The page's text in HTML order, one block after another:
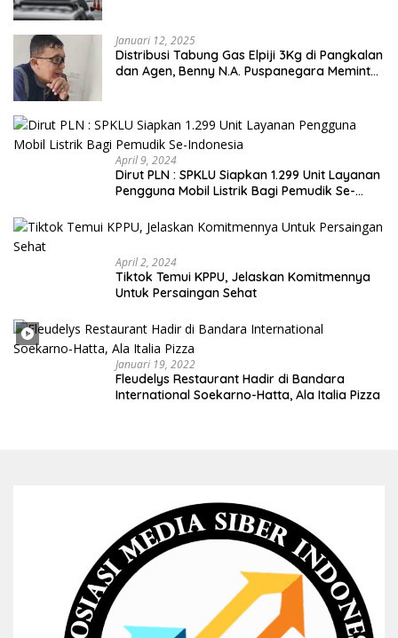
Januari 12, 2025
Distribusi Tabung Gas Elpiji 3Kg di Pangkalan
dan Agen, Benny N.A. Puspanegara Meminta
April 9, 2024
Dirut PLN : SPKLU Siapkan 1.299 Unit Layanan
Pengguna Mobil Listrik Bagi Pemudik Se-
April 2, 2024
Tiktok Temui KPPU, Jelaskan Komitmennya
Untuk Persaingan Sehat
Januari 19, 2022
Fleudelys Restaurant Hadir di Bandara
International Soekarno-Hatta, Ala Italia Pizza